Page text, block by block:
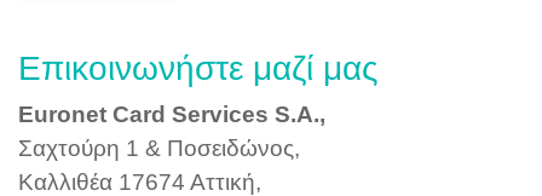
Επικοινωνήστε μαζί μας
Euronet Card Services S.A.,
Σαχτούρη 1 & Ποσειδώνος,
Καλλιθέα 17674 Αττική,